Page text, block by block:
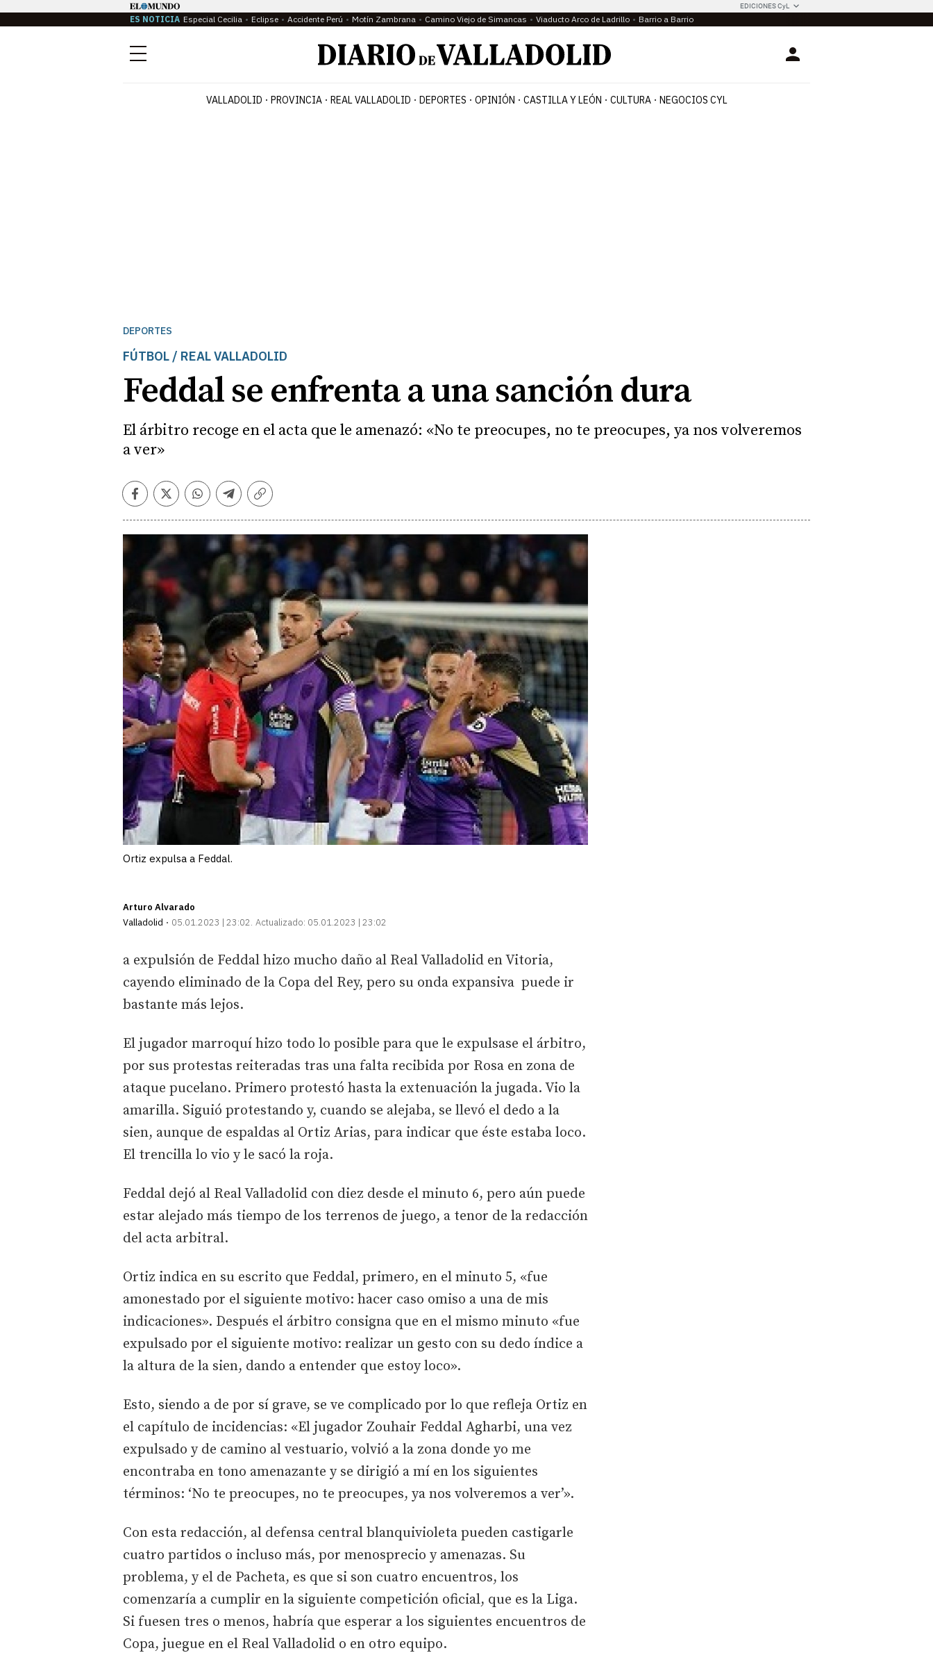
EDICIONES CyL
ES NOTICIA Especial Cecilia Eclipse Accidente Perú Motín Zambrana Camino Viejo de Simancas Viaducto Arco de Ladrillo Barrio a Barrio
Menú Login
VALLADOLID PROVINCIA REAL VALLADOLID DEPORTES OPINIÓN CASTILLA Y LEÓN CULTURA NEGOCIOS CYL
DEPORTES
FÚTBOL / REAL VALLADOLID
Feddal se enfrenta a una sanción dura
El árbitro recoge en el acta que le amenazó: «No te preocupes, no te preocupes, ya nos volveremos
a ver»
Facebook
TwitterWhatsapp
Telegram
Copiar
Ortiz expulsa a Feddal.
Arturo Alvarado
Valladolid
05.01.2023 | 23:02 Actualizado: 05.01.2023 | 23:02
a expulsión de Feddal hizo mucho daño al Real Valladolid en Vitoria,
cayendo eliminado de la Copa del Rey, pero su onda expansiva puede ir
bastante más lejos.
El jugador marroquí hizo todo lo posible para que le expulsase el árbitro,
por sus protestas reiteradas tras una falta recibida por Rosa en zona de
ataque pucelano. Primero protestó hasta la extenuación la jugada. Vio la
amarilla. Siguió protestando y, cuando se alejaba, se llevó el dedo a la
sien, aunque de espaldas al Ortiz Arias, para indicar que éste estaba loco.
El trencilla lo vio y le sacó la roja.
Feddal dejó al Real Valladolid con diez desde el minuto 6, pero aún puede
estar alejado más tiempo de los terrenos de juego, a tenor de la redacción
del acta arbitral.
Ortiz indica en su escrito que Feddal, primero, en el minuto 5, «fue
amonestado por el siguiente motivo: hacer caso omiso a una de mis
indicaciones». Después el árbitro consigna que en el mismo minuto «fue
expulsado por el siguiente motivo: realizar un gesto con su dedo índice a
la altura de la sien, dando a entender que estoy loco».
Esto, siendo a de por sí grave, se ve complicado por lo que refleja Ortiz en
el capítulo de incidencias: «El jugador Zouhair Feddal Agharbi, una vez
expulsado y de camino al vestuario, volvió a la zona donde yo me
encontraba en tono amenazante y se dirigió a mí en los siguientes
términos: ‘No te preocupes, no te preocupes, ya nos volveremos a ver’».
Con esta redacción, al defensa central blanquivioleta pueden castigarle
cuatro partidos o incluso más, por menosprecio y amenazas. Su
problema, y el de Pacheta, es que si son cuatro encuentros, los
comenzaría a cumplir en la siguiente competición oficial, que es la Liga.
Si fuesen tres o menos, habría que esperar a los siguientes encuentros de
Copa, juegue en el Real Valladolid o en otro equipo.